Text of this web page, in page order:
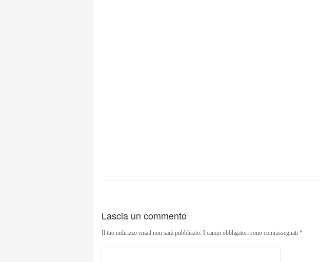
Lascia un commento
Il tuo indirizzo email non sarà pubblicato. I campi obbligatori sono contrassegnati *